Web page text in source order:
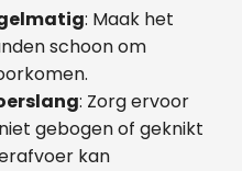
: Maak het
schoon om
: Zorg ervoor
gebogen of geknikt
kan